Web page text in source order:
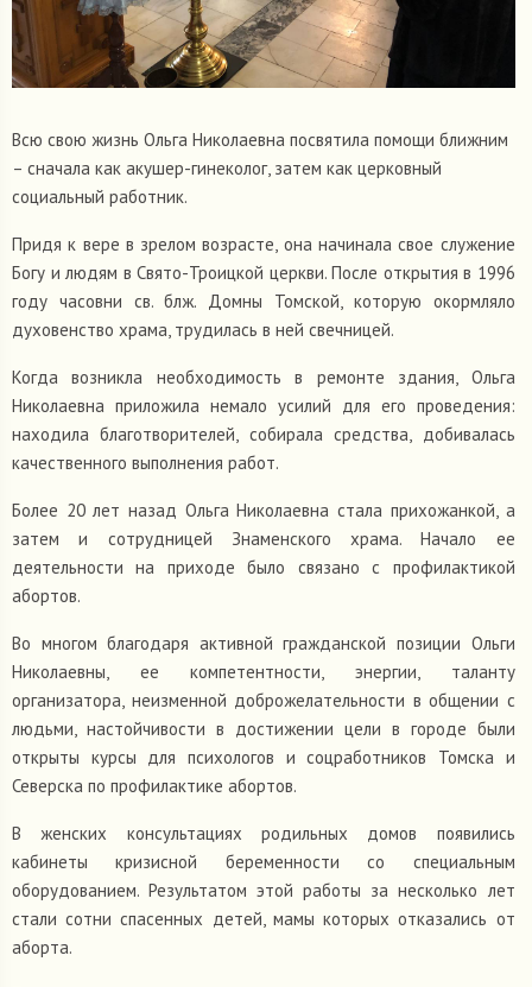
Всю свою жизнь Ольга Николаевна посвятила помощи ближним
– сначала как акушер-гинеколог, затем как церковный
социальный работник.
Придя к вере в зрелом возрасте, она начинала свое служение
Богу и людям в Свято-Троицкой церкви. После открытия в 1996
году часовни св. блж. Домны Томской, которую окормляло
духовенство храма, трудилась в ней свечницей.
Когда возникла необходимость в ремонте здания, Ольга
Николаевна приложила немало усилий для его проведения:
находила благотворителей, собирала средства, добивалась
качественного выполнения работ.
Более 20 лет назад Ольга Николаевна стала прихожанкой, а
затем и сотрудницей Знаменского храма. Начало ее
деятельности на приходе было связано с профилактикой
абортов.
Во многом благодаря активной гражданской позиции Ольги
Николаевны, ее компетентности, энергии, таланту
организатора, неизменной доброжелательности в общении с
людьми, настойчивости в достижении цели в городе были
открыты курсы для психологов и соцработников Томска и
Северска по профилактике абортов.
В женских консультациях родильных домов появились
кабинеты кризисной беременности со специальным
оборудованием. Результатом этой работы за несколько лет
стали сотни спасенных детей, мамы которых отказались от
аборта.